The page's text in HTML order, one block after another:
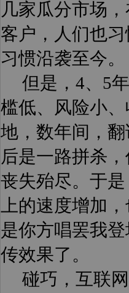
几家瓜分市场
客户，人们也
习惯沿袭至今。
但是，4、5年
槛低、风险小
地，数年间，
后是一路拼杀
丧失殆尽。于
上的速度增加
是你方唱罢我
传效果了。
碰巧，互联网